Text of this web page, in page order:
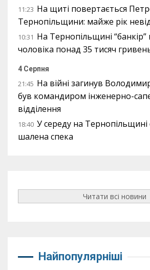
11:23 На щиті повертається
Тернопільщини: майже рік
10:31 На Тернопільщині
чоловіка понад 35 тисяч
4 Серпня
21:45 На війні загинув
був командиром інженерно-
відділення
18:40 У середу на Тернопільщині
шалена спека
Читати всі новини
Найпопулярніші